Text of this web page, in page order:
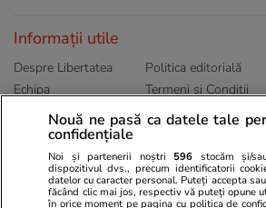
Informații utile
Despre Libertatea
Echipa
Publicitate
Politica de
Politica editorială
Termeni și Conditii
Abonamente
Ringier România
Nouă ne pasă ca datele tale
confidențiale
Noi și partenerii noștri 596 stocăm și/
dispozitivul dvs., precum identificatorii
datelor cu caracter personal. Puteți accepta
făcând clic mai jos, respectiv vă puteți opune
în orice moment pe pagina cu politica de